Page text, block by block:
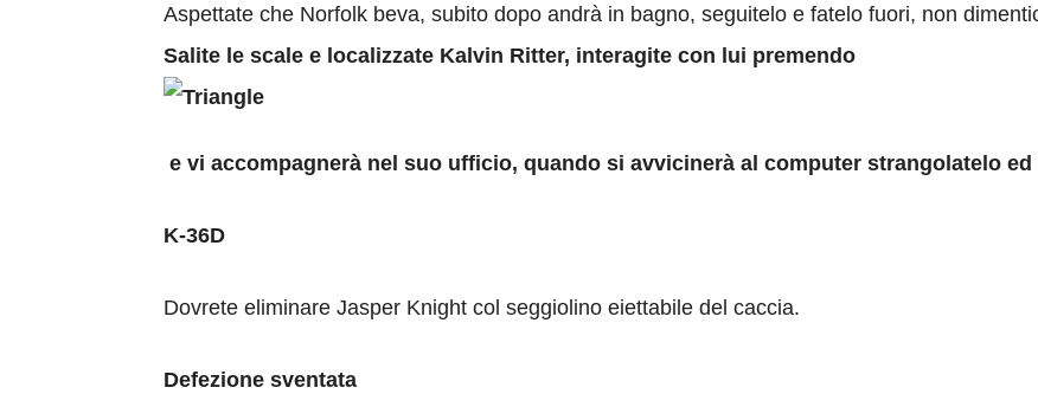
Aspettate che Norfolk beva, subito dopo andrà in bagno, seguitelo e fatelo fuori, non
Salite le scale e localizzate Kalvin Ritter, interagite con lui premendo
e vi accompagnerà nel suo ufficio, quando si avvicinerà al computer strangolatelo
K-36D
Dovrete eliminare Jasper Knight col seggiolino eiettabile del caccia.
Defezione sventata